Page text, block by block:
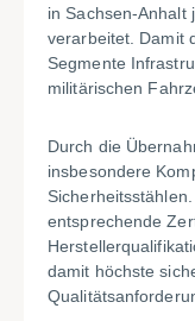
in Sachsen-Anhalt
verarbeitet. Damit
Segmente
militärischen
Durch die
insbesondere
entsprechende
damit höchste